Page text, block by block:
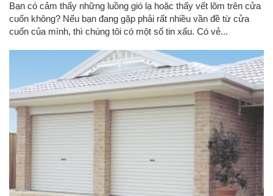
Bạn có cảm thấy những luồng gió lạ hoặc thấy vết lõm trên cửa
cuốn không? Nếu bạn đang gặp phải rất nhiều vần đề từ cửa
cuốn của mình, thì chúng tôi có một số tin xấu. Có vẻ...